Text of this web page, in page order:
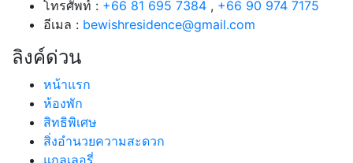
โทรศัพท์ : +66 81 695 7384 , +66 90 974 7175
อีเมล : bewishresidence@gmail.com
ลิงค์ด่วน
หน้าแรก
ห้องพัก
สิทธิพิเศษ
สิ่งอำนวยความสะดวก
แกลเลอรี่